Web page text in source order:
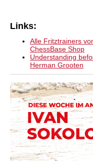
Links:
Alle Fritztrainers
ChessBase Shop
Understanding
Herman Grooten